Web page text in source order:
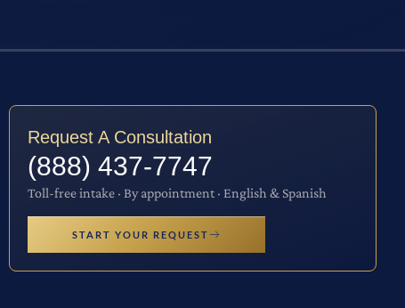
Request A Consultation
(888) 437-7747
Toll-free intake · By appointment · English & Spanish
START YOUR REQUEST